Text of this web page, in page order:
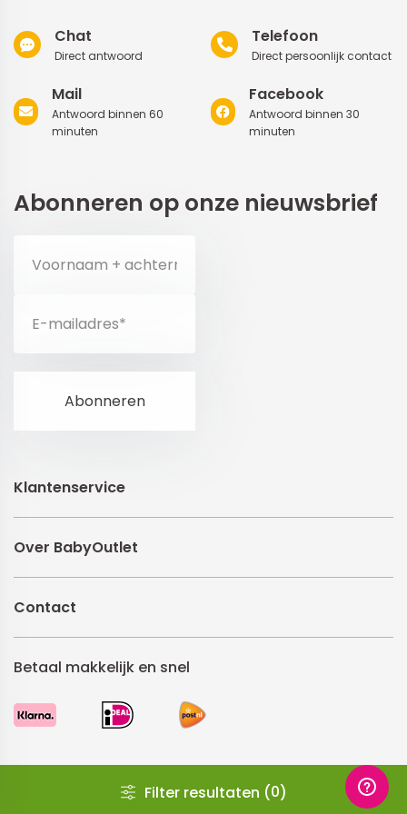
Filter resultaten (0)
Chat
Direct antwoord
Telefoon
Direct persoonlijk contact
Mail
Antwoord binnen 60
minuten
Facebook
Antwoord binnen 30
minuten
Abonneren op onze nieuwsbrief
Klantenservice
Over BabyOutlet
Contact
Betaal makkelijk en snel